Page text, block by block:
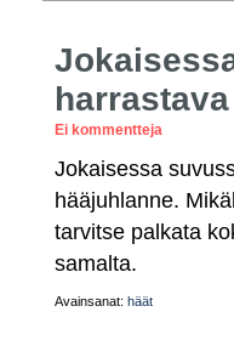
Ei kommentteja
Jokaisessa
hääjuhlanne.
tarvitse palkata
samalta.
Avainsanat: häät